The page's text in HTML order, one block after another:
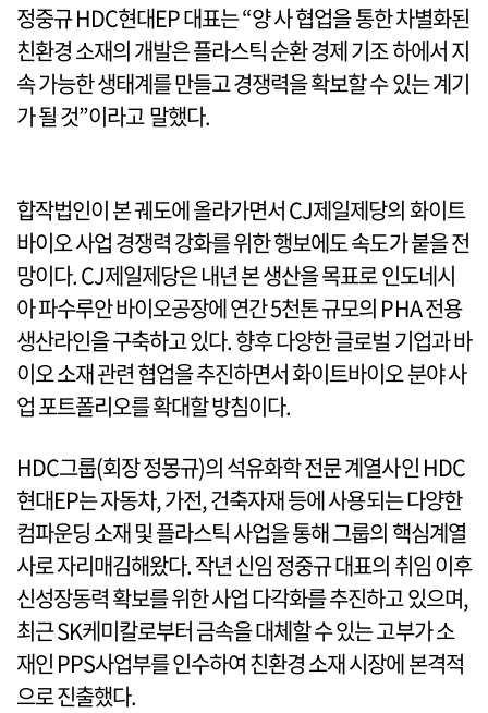
정중규 HDC현대EP 대표는 “양 사 협업을 통한 차별화된
친환경 소재의 개발은 플라스틱 순환 경제 기조 하에서 지
속 가능한 생태계를 만들고 경쟁력을 확보할 수 있는 계기
가 될 것”이라고 말했다.
합작법인이 본 궤도에 올라가면서 CJ제일제당의 화이트
바이오 사업 경쟁력 강화를 위한 행보에도 속도가 붙을 전
망이다. CJ제일제당은 내년 본 생산을 목표로 인도네시
아 파수루안 바이오공장에 연간 5천톤 규모의 PHA 전용
생산라인을 구축하고 있다. 향후 다양한 글로벌 기업과 바
이오 소재 관련 협업을 추진하면서 화이트바이오 분야 사
업 포트폴리오를 확대할 방침이다.
HDC그룹(회장 정몽규)의 석유화학 전문 계열사인 HDC
현대EP는 자동차, 가전, 건축자재 등에 사용되는 다양한
컴파운딩 소재 및 플라스틱 사업을 통해 그룹의 핵심계열
사로 자리매김해왔다. 작년 신임 정중규 대표의 취임 이후
신성장동력 확보를 위한 사업 다각화를 추진하고 있으며,
최근 SK케미칼로부터 금속을 대체할 수 있는 고부가 소
재인 PPS사업부를 인수하여 친환경 소재 시장에 본격적
으로 진출했다.